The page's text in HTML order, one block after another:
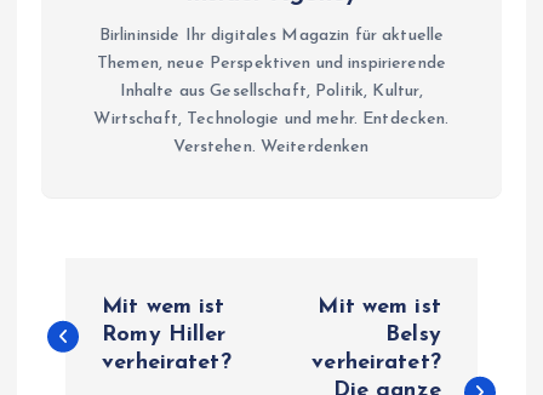
Birlininside Ihr digitales Magazin für aktuelle
Themen, neue Perspektiven und inspirierende
Inhalte aus Gesellschaft, Politik, Kultur,
Wirtschaft, Technologie und mehr. Entdecken.
Verstehen. Weiterdenken
o
Mit wem ist
Romy Hiller
verheiratet?
Mit wem ist
Belsy
verheiratet?